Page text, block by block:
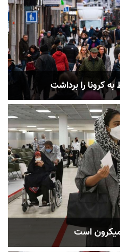
کرونا را برداشت
است